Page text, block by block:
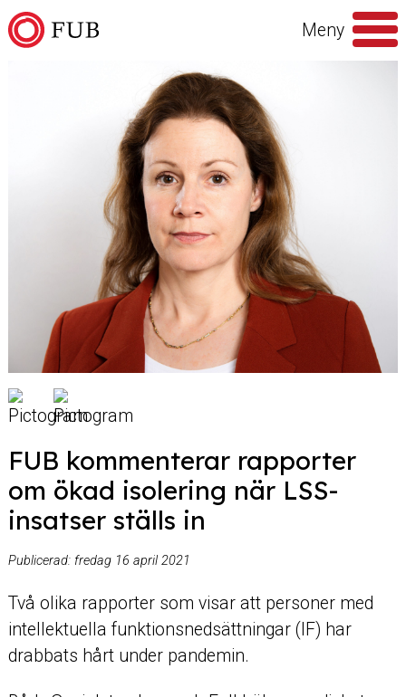
Hoppa till innehåll
Meny
FUB kommenterar rapporter
om ökad isolering när LSS-
insatser ställs in
Publicerad: fredag 16 april 2021
Två olika rapporter som visar att personer med
intellektuella funktionsnedsättningar (IF) har
drabbats hårt under pandemin.